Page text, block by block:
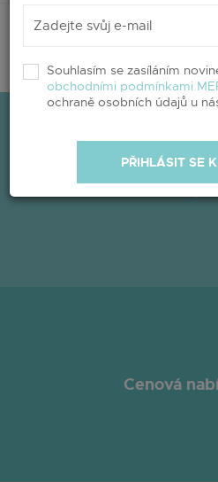
Cenová
Souhlasím se zasíláním
obchodními podmínkami
ochraně osobních údajů u
PŘIHLÁSIT SE